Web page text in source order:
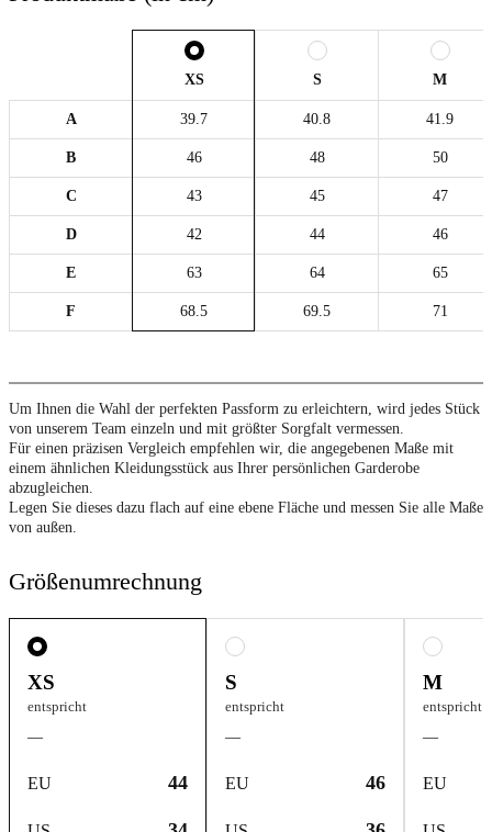
XS S M
A 39.7 40.8 41.9
B 46 48 50
C 43 45 47
D 42 44 46
E 63 64 65
F 68.5 69.5 71
Um Ihnen die Wahl der perfekten Passform zu erleichtern, wird jedes Stück
von unserem Team einzeln und mit größter Sorgfalt vermessen.
Für einen präzisen Vergleich empfehlen wir, die angegebenen Maße mit
einem ähnlichen Kleidungsstück aus Ihrer persönlichen Garderobe
abzugleichen.
Legen Sie dieses dazu flach auf eine ebene Fläche und messen Sie alle Maße
von außen.
Größenumrechnung
XS
entspricht
—
EU 44
S
entspricht
—
EU 46
M
entspricht
—
EU